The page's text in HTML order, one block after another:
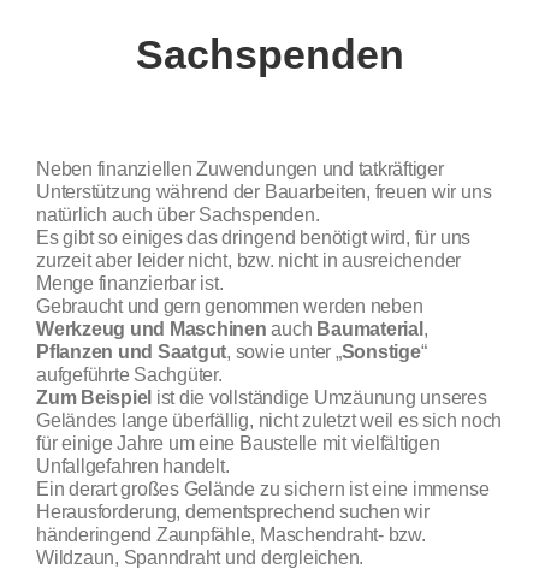
Sachspenden
Neben finanziellen Zuwendungen und tatkräftiger
Unterstützung während der Bauarbeiten, freuen wir uns
natürlich auch über Sachspenden.
Es gibt so einiges das dringend benötigt wird, für uns
zurzeit aber leider nicht, bzw. nicht in ausreichender
Menge finanzierbar ist.
Gebraucht und gern genommen werden neben
Werkzeug und Maschinen auch Baumaterial ,
Pflanzen und Saatgut, sowie unter „Sonstige“
aufgeführte Sachgüter.
Zum Beispiel ist die vollständige Umzäunung unseres
Geländes lange überfällig, nicht zuletzt weil es sich noch
für einige Jahre um eine Baustelle mit vielfältigen
Unfallgefahren handelt.
Ein derart großes Gelände zu sichern ist eine immense
Herausforderung, dementsprechend suchen wir
händeringend Zaunpfähle, Maschendraht- bzw.
Wildzaun, Spanndraht und dergleichen.